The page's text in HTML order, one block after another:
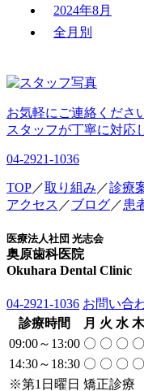
2024年8月
全月別
お気軽にご連絡くださ
スタッフが丁寧に対応
04-2921-1036
TOP／取り組み ／診療
アクセス ／ブログ／患
医療法人社団 光志会
奥原歯科医院
Okuhara Dental Clinic
04-2921-1036 お問い合
診療時間
月 火 水 木
09:00～13:00 〇 〇 〇 〇
14:30～18:30 〇 〇 〇 〇
※第1日曜日 矯正診療